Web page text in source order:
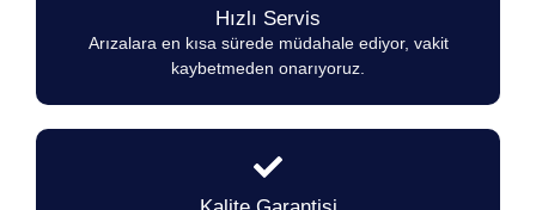
Hızlı Servis
Arızalara en kısa sürede müdahale ediyor, vakit
kaybetmeden onarıyoruz.